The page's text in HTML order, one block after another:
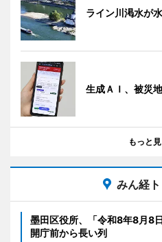
ライン川渇水が
生成ＡＩ、被災
もっと
みん経
墨田区役所、「令和8年8月8
開庁前から長い列